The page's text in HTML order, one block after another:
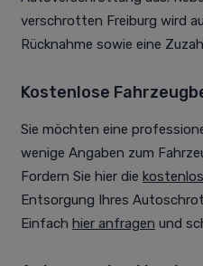
verschrotten Freiburg wird
Rücknahme sowie eine
Kostenlose
Sie möchten eine
wenige Angaben zum
Fordern Sie hier die
Entsorgung Ihres
Einfach hier anfragen und